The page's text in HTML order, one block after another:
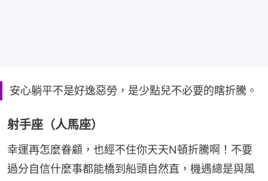
安心躺平不是好逸惡勞，是少點兒不必要的瞎折騰。
射手座（人馬座）
幸運再怎麼眷顧，也經不住你天天N頓折騰啊！不要
過分自信什麼事都能橋到船頭自然直，機遇總是與風